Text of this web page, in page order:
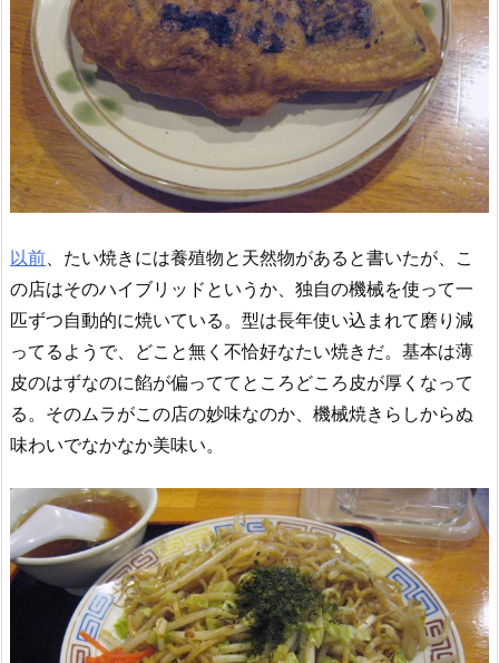
以前 、たい焼きには養殖物と天然物があると書いたが、こ
の店はそのハイブリッドというか、独自の機械を使って一
匹ずつ自動的に焼いている。型は長年使い込まれて磨り減
ってるようで、どこと無く不恰好なたい焼きだ。基本は薄
皮のはずなのに餡が偏っててところどころ皮が厚くなって
る。そのムラがこの店の妙味なのか、機械焼きらしからぬ
味わいでなかなか美味い。